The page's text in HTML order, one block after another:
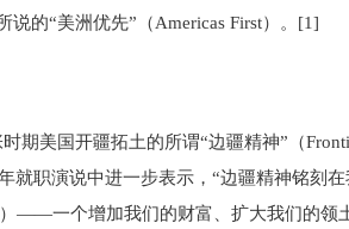
的“美洲优先”（Americas First）。[1]
期美国开疆拓土的所谓“边疆精神”（
就职演说中进一步表示，“边疆精神铭刻
——一个增加我们的财富、扩大我们的领